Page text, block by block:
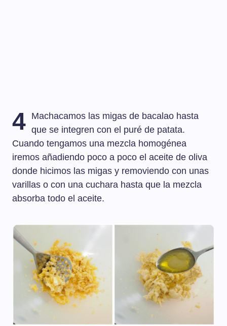
4 Machacamos las migas de bacalao hasta
que se integren con el puré de patata.
Cuando tengamos una mezcla homogénea
iremos añadiendo poco a poco el aceite de oliva
donde hicimos las migas y removiendo con unas
varillas o con una cuchara hasta que la mezcla
absorba todo el aceite.